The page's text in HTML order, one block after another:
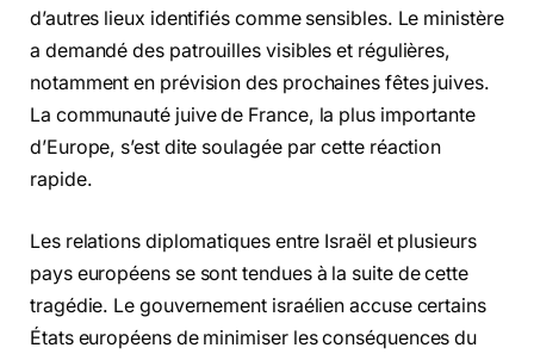
d’autres lieux identifiés comme sensibles. Le ministère
a demandé des patrouilles visibles et régulières,
notamment en prévision des prochaines fêtes juives.
La communauté juive de France, la plus importante
d’Europe, s’est dite soulagée par cette réaction
rapide.
Les relations diplomatiques entre Israël et plusieurs
pays européens se sont tendues à la suite de cette
tragédie. Le gouvernement israélien accuse certains
États européens de minimiser les conséquences du